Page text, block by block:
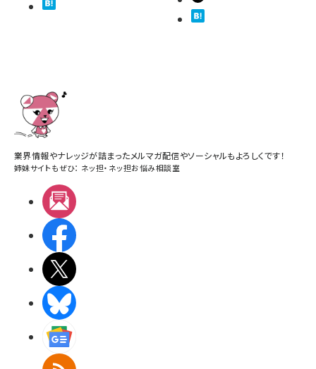
業界情報やナレッジが詰まったメルマガ配信やソーシャルもよろしくです！
姉妹サイトもぜひ： ネッ担・ ネッ担お悩み相談室